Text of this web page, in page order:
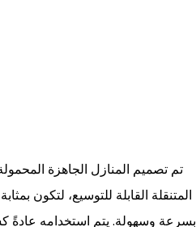
تم تصميم المنازل الجاهزة
المتنقلة القابلة للتوسيع، لتكون
بسرعة وسهولة. يتم استخدامه عادةً